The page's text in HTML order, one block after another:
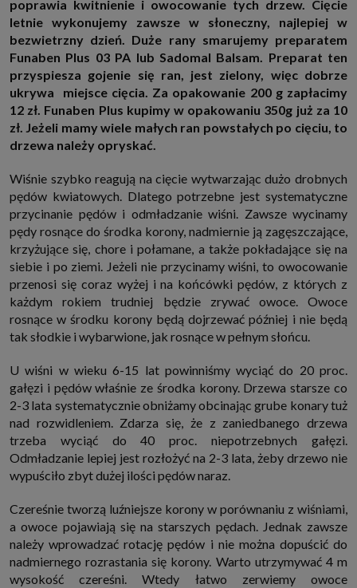
http://www.sagier.pl/
Jeżeli wyrazisz zgodę, o którą wyżej prosimy, administratorami Twoich
danych osobowych będą także nasi Zaufani Partnerzy. Listę Zaufanych
Partnerów możesz sprawdzić w każdym momencie na stronie naszej
Podstawa i cel przetwarzania
Twoje dane przetwarzamy w następujących celach:
1. Jeśli zawieramy z Tobą umowę o realizację danej usługi (np. usługi
zapewniającej Ci możliwość zapoznania się z jednym z naszych serwisów
w oparciu o treść regulaminu tego serwisu), to możemy przetwarzać
2. Zapewnianie bezpieczeństwa usługi (np. sprawdzenie, czy do Twojego
konta nie loguje się nieuprawniona osoba), dokonanie pomiarów
statystycznych, ulepszanie naszych usług i dopasowanie ich do potrzeb i
wygody użytkowników (np. personalizowanie treści w usługach), jak
również prowadzenie marketingu i promocji własnych usług (np. jeśli
interesujesz się motoryzacją i oglądasz artykuły w biznesistyl.pl lub na
innych stronach internetowych, to możemy Ci wyświetlić reklamę
dotyczącą artykułu w serwisie biznesistyl.pl/automoto. Takie
przetwarzanie danych to realizacja naszych prawnie uzasadnionych
interesów.
3. Za Twoją zgodą usługi marketingowe dostarczą Ci nasi Zaufani
Partnerzy oraz my dla podmiotów trzecich. Aby móc pokazać interesujące
Cię reklamy (np. produktu, którego możesz potrzebować) reklamodawcy i
ich przedstawiciele chcieliby mieć możliwość przetwarzania Twoich
internetowymi. Udzielenie takiej zgody jest dobrowolne, nie musisz jej
udzielać, nie pozbawi Cię to dostępu do naszych usług. Masz również
możliwość ograniczenia zakresu lub zmiany zgody w dowolnym
momencie.
Twoje dane przetwarzane będą do czasu istnienia podstawy do ich
przetwarzania, czyli w przypadku udzielenia zgody do momentu jej
cofnięcia, ograniczenia lub innych działań z Twojej strony ograniczających
tę zgodę, w przypadku niezbędności danych do wykonania umowy, przez
czas jej wykonywania i ewentualnie okres przedawnienia roszczeń z niej
(zwykle nie więcej niż 3 lata, a maksymalnie 10 lat), a w przypadku, gdy
do czasu zgłoszenia przez Ciebie skutecznego sprzeciwu.
Przekazywanie danych
Administratorzy danych mogą powierzać Twoje dane podwykonawcom IT,
księgowym, agencjom marketingowym etc. Zrobią to jedynie na
podstawie umowy o powierzenie przetwarzania danych zobowiązującej
taki podmiot do odpowiedniego zabezpieczenia danych i niekorzystania z
poprawia kwitnienie i owocowanie tych drzew. Cięcie
letnie wykonujemy zawsze w słoneczny, najlepiej w
bezwietrzny dzień. Duże rany smarujemy preparatem
Funaben Plus 03 PA lub Sadomal Balsam. Preparat ten
przyspiesza gojenie się ran, jest zielony, więc dobrze
ukrywa miejsce cięcia. Za opakowanie 200 g zapłacimy
12 zł. Funaben Plus kupimy w opakowaniu 350g już za 10
zł. Jeżeli mamy wiele małych ran powstałych po cięciu, to
drzewa należy opryskać.
Wiśnie szybko reagują na cięcie wytwarzając dużo drobnych
pędów kwiatowych. Dlatego potrzebne jest systematyczne
przycinanie pędów i odmładzanie wiśni. Zawsze wycinamy
pędy rosnące do środka korony, nadmiernie ją zagęszczające,
krzyżujące się, chore i połamane, a także pokładające się na
siebie i po ziemi. Jeżeli nie przycinamy wiśni, to owocowanie
przenosi się coraz wyżej i na końcówki pędów, z których z
każdym rokiem trudniej będzie zrywać owoce. Owoce
rosnące w środku korony będą dojrzewać później i nie będą
tak słodkie i wybarwione, jak rosnące w pełnym słońcu.
U wiśni w wieku 6-15 lat powinniśmy wyciąć do 20 proc.
gałęzi i pędów właśnie ze środka korony. Drzewa starsze co
2-3 lata systematycznie obniżamy obcinając grube konary tuż
nad rozwidleniem. Zdarza się, że z zaniedbanego drzewa
trzeba wyciąć do 40 proc. niepotrzebnych gałęzi.
Odmładzanie lepiej jest rozłożyć na 2-3 lata, żeby drzewo nie
wypuściło zbyt dużej ilości pędów naraz.
Czereśnie tworzą luźniejsze korony w porównaniu z wiśniami,
a owoce pojawiają się na starszych pędach. Jednak zawsze
należy wprowadzać rotację pędów i nie można dopuścić do
nadmiernego rozrastania się korony. Warto utrzymywać 4 m
wysokość czereśni. Wtedy łatwo zerwiemy owoce